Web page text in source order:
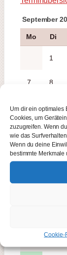
Um dir ein optimales
Cookies, um
zuzugreifen. Wenn
wie das
Wenn du deine
bestimmte Merkmale
Cookie-
September
Mo Di
1
7 8
14 15
21 22
28 29